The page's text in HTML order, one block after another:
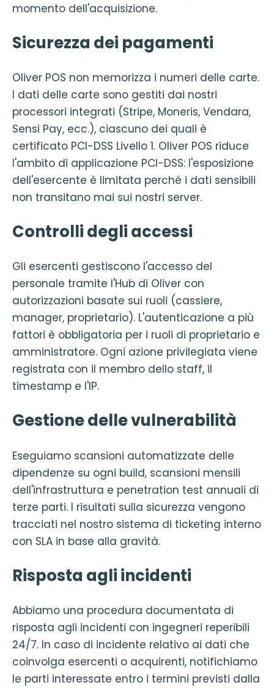
momento dell'acquisizione.
Sicurezza dei pagamenti
Oliver POS non memorizza i numeri delle carte.
I dati delle carte sono gestiti dai nostri
processori integrati (Stripe, Moneris, Vendara,
Sensi Pay, ecc.), ciascuno dei quali è
certificato PCI-DSS Livello 1. Oliver POS riduce
l'ambito di applicazione PCI-DSS: l'esposizione
dell'esercente è limitata perché i dati sensibili
non transitano mai sui nostri server.
Controlli degli accessi
Gli esercenti gestiscono l'accesso del
personale tramite l'Hub di Oliver con
autorizzazioni basate sui ruoli (cassiere,
manager, proprietario). L'autenticazione a più
fattori è obbligatoria per i ruoli di proprietario e
amministratore. Ogni azione privilegiata viene
registrata con il membro dello staff, il
timestamp e l'IP.
Gestione delle vulnerabilità
Eseguiamo scansioni automatizzate delle
dipendenze su ogni build, scansioni mensili
dell'infrastruttura e penetration test annuali di
terze parti. I risultati sulla sicurezza vengono
tracciati nel nostro sistema di ticketing interno
con SLA in base alla gravità.
Risposta agli incidenti
Abbiamo una procedura documentata di
risposta agli incidenti con ingegneri reperibili
24/7. In caso di incidente relativo ai dati che
coinvolga esercenti o acquirenti, notifichiamo
le parti interessate entro i termini previsti dalla